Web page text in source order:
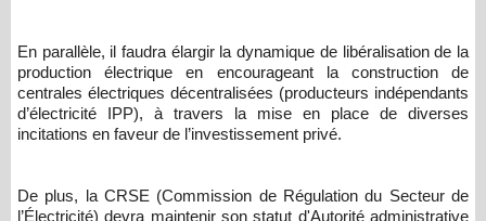
En parallèle, il faudra élargir la dynamique de libéralisation de la
production électrique en encourageant la construction de
centrales électriques décentralisées (producteurs indépendants
d’électricité IPP), à travers la mise en place de diverses
incitations en faveur de l’investissement privé.
De plus, la CRSE (Commission de Régulation du Secteur de
l’Électricité) devra maintenir son statut d'Autorité administrative